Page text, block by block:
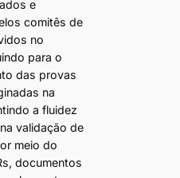
e
comitês de
no
para o
das provas
na
a fluidez
validação de
meio do
documentos